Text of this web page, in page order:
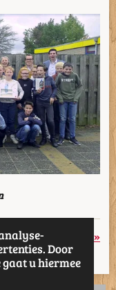
Door
u hiermee
»